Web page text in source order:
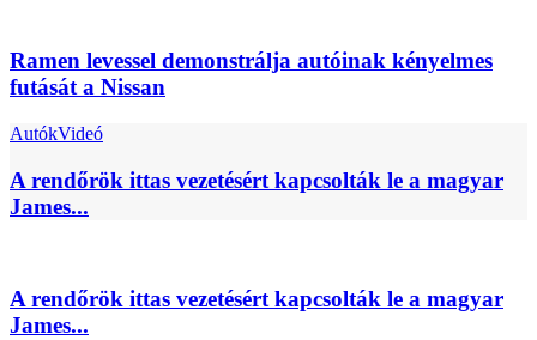
Ramen levessel demonstrálja autóinak kényelmes
futását a Nissan
AutókVideó
A rendőrök ittas vezetésért kapcsolták le a magyar
James...
A rendőrök ittas vezetésért kapcsolták le a magyar
James...